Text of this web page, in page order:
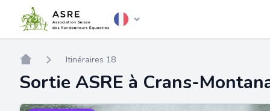
Home Itinéraires 18
Sortie ASRE à Crans-